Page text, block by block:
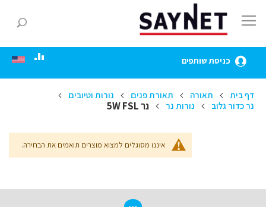
to
Content
כניסת שותפים
דף בית תאורה תאורת פנים
נורות וטיובים
נר כדור גלוב
נורות נר נר 5W FSL
איננו מסוגלים למצוא מוצרים תואמים את הבחירה.